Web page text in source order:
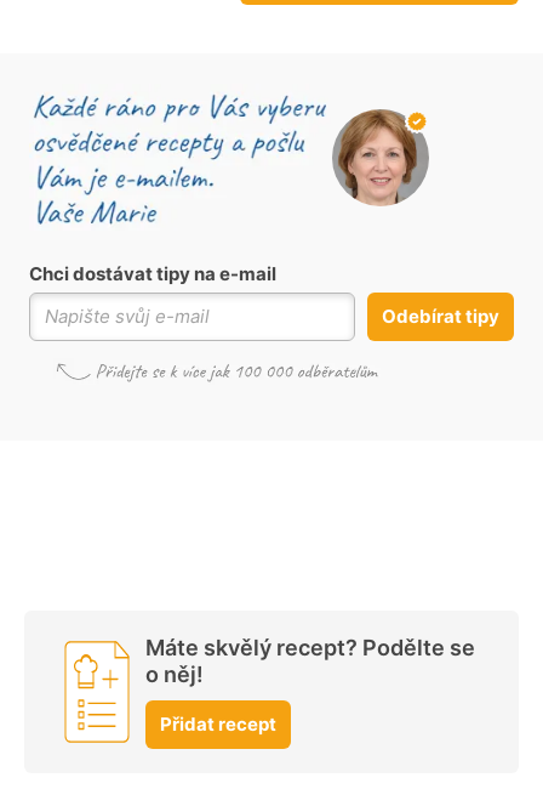
Chci dostávat tipy na e-mail
Odebírat tipy
Máte skvělý recept? Podělte se
o něj!
Přidat recept